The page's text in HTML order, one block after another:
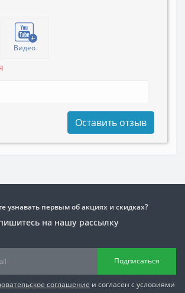
Видео
Оставить отзыв
узнавать первым об акциях и скидках?
на нашу рассылку
Подписаться
соглашение и согласен с условиями